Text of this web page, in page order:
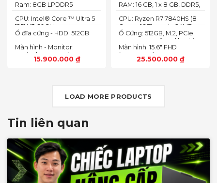
512GB, 14.0inch WUXGA
OLED, Win 11)
15.900.000 ₫
Màn hình - Monitor:
14.0inch WUXGA (1920 x
1200) 16:10, OLED, 500 nits,
Ổ đĩa cứng - HDD: 512GB
CPU: Intel® Core ™ Ultra 5
125H (3.60GHz up to
4.50GHz, 18MB Cache)
Ram: 8GB LPDDR5
7467MHz on board
8G, 15.6-inch FHD 165Hz
Windows 11 Dark Shadow
Gray
25.500.000 ₫
Màn hình: 15.6" FHD
(1920x1080) 165Hz, 3ms,
sRGB-100%,
Ổ Cứng: 512GB, M.2, PCIe
NVMe, SSD-Hỗ trợ lên đến
4 TB (2 khe SSD)
CPU: Ryzen R7 7840HS (8
Cores, 16 Threads, 24MB
Cache, 3.80 GHz up to 5.1
RAM: 16 GB, 1 x 8 GB, DDR5,
4800 MHz -Tối đa 32GB
LOAD MORE PRODUCTS
Tin liên quan